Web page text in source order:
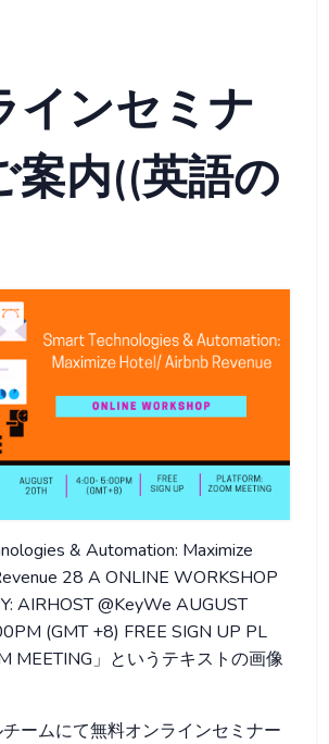
インセミナ
案内((英語の
& Automation: Maximize
28 A ONLINE WORKSHOP
AIRHOST @KeyWe AUGUST
(GMT +8) FREE SIGN UP PL
MEETING」というテキストの画像
ームにて無料オンラインセミナー